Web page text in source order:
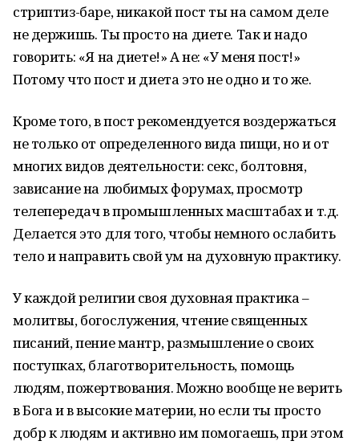
стриптиз-баре, никакой пост ты на самом деле
не держишь. Ты просто на диете. Так и надо
говорить: «Я на диете!» А не: «У меня пост!»
Потому что пост и диета это не одно и то же.
Кроме того, в пост рекомендуется воздержаться
не только от определенного вида пищи, но и от
многих видов деятельности: секс, болтовня,
зависание на любимых форумах, просмотр
телепередач в промышленных масштабах и т.д.
Делается это для того, чтобы немного ослабить
тело и направить свой ум на духовную практику.
У каждой религии своя духовная практика –
молитвы, богослужения, чтение священных
писаний, пение мантр, размышление о своих
поступках, благотворительность, помощь
людям, пожертвования. Можно вообще не верить
в Бога и в высокие материи, но если ты просто
добр к людям и активно им помогаешь, при этом